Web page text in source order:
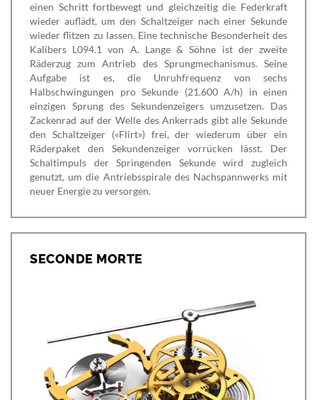
einen Schritt fortbewegt und gleichzeitig die Federkraft
wieder auflädt, um den Schaltzeiger nach einer Sekunde
wieder flitzen zu lassen. Eine technische Besonderheit des
Kalibers L094.1 von A. Lange & Söhne ist der zweite
Räderzug zum Antrieb des Sprungmechanismus. Seine
Aufgabe ist es, die Unruhfrequenz von sechs
Halbschwingungen pro Sekunde (21.600 A/h) in einen
einzigen Sprung des Sekundenzeigers umzusetzen. Das
Zackenrad auf der Welle des Ankerrads gibt alle Sekunde
den Schaltzeiger («Flirt») frei, der wiederum über ein
Räderpaket den Sekundenzeiger vorrücken lässt. Der
Schaltimpuls der Springenden Sekunde wird zugleich
genutzt, um die Antriebsspirale des Nachspannwerks mit
neuer Energie zu versorgen.
SECONDE MORTE